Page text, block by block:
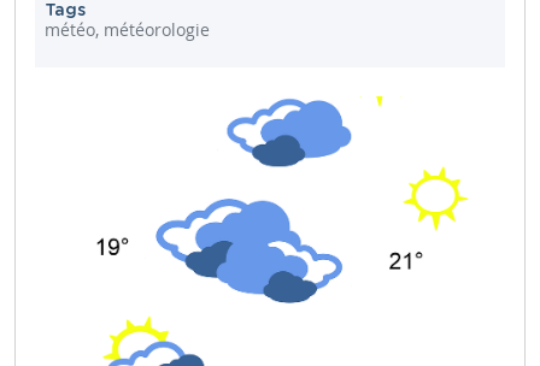
Tags
météo, météorologie